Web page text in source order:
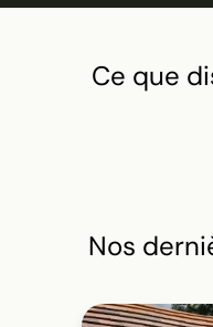
Ce que
Nos